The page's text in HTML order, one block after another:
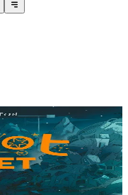
s’éveille. Il ne se